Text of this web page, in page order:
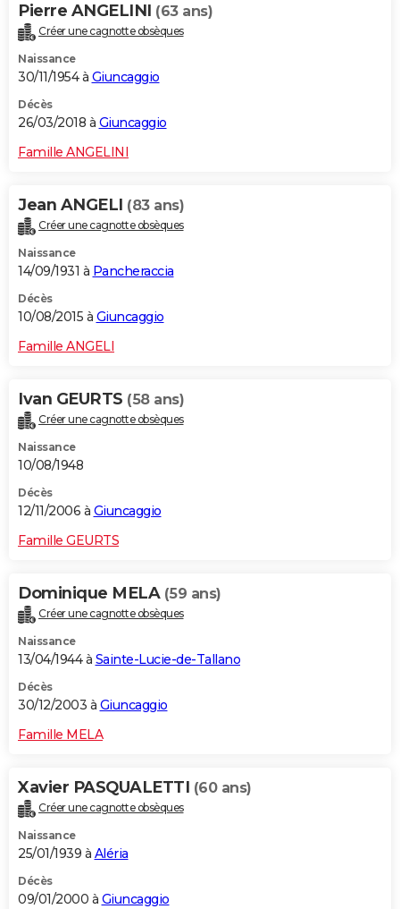
Pierre ANGELINI (63 ans)
Créer une cagnotte obsèques
Naissance
30/11/1954 à Giuncaggio
Décès
26/03/2018 à Giuncaggio
Famille ANGELINI
Jean ANGELI (83 ans)
Créer une cagnotte obsèques
Naissance
14/09/1931 à Pancheraccia
Décès
10/08/2015 à Giuncaggio
Famille ANGELI
Ivan GEURTS (58 ans)
Créer une cagnotte obsèques
Naissance
10/08/1948
Décès
12/11/2006 à Giuncaggio
Famille GEURTS
Dominique MELA (59 ans)
Créer une cagnotte obsèques
Naissance
13/04/1944 à Sainte-Lucie-de-Tallano
Décès
30/12/2003 à Giuncaggio
Famille MELA
Xavier PASQUALETTI (60 ans)
Créer une cagnotte obsèques
Naissance
25/01/1939 à Aléria
Décès
09/01/2000 à Giuncaggio